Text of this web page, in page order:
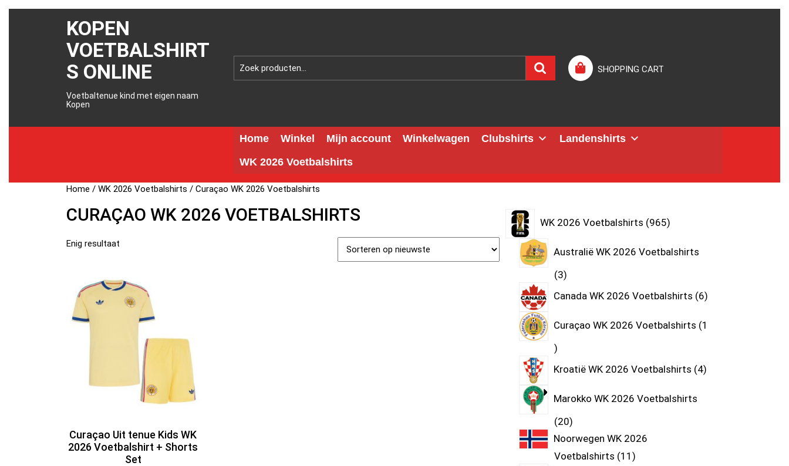
KOPEN
VOETBALSHIRT
S ONLINE
Voetbaltenue kind met eigen naam
Kopen
SHOPPING CART
Home Winkel Mijn account Winkelwagen Clubshirts
Landenshirts
WK 2026 Voetbalshirts
Home /WK 2026 Voetbalshirts / Curaçao WK 2026 Voetbalshirts
CURAÇAO WK 2026 VOETBALSHIRTS
Enig resultaat
Curaçao Uit tenue Kids WK
2026 Voetbalshirt + Shorts
Set
WK 2026 Voetbalshirts 965
Australië WK 2026 Voetbalshirts
3
Canada WK 2026 Voetbalshirts 6
Curaçao WK 2026 Voetbalshirts 1
Kroatië WK 2026 Voetbalshirts 4
Marokko WK 2026 Voetbalshirts
20
Noorwegen WK 2026
Voetbalshirts 11